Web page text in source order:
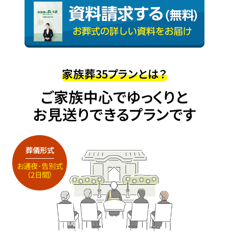
家族葬35プランとは？
ご家族中心でゆっくりと
お見送りできるプランです
葬儀形式
お通夜･告別式
（2日間）